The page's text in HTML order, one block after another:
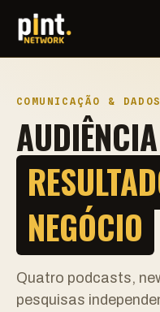
COMUNICAÇÃO &
NEGÓCIO
Quatro podcasts,
pesquisas